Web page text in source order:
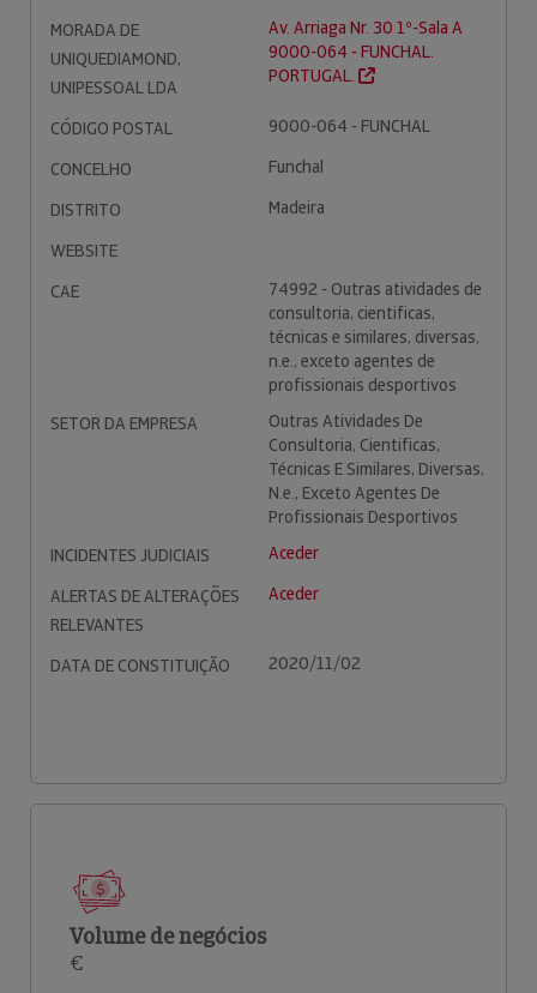
MORADA DE
UNIQUEDIAMOND,
UNIPESSOAL LDA
Av. Arriaga Nr. 30 1º-Sala A
9000-064 - FUNCHAL.
PORTUGAL.
CÓDIGO POSTAL
9000-064 - FUNCHAL
CONCELHO
Funchal
DISTRITO
Madeira
WEBSITE
CAE
74992 - Outras atividades de
consultoria, cientificas,
técnicas e similares, diversas,
n.e., exceto agentes de
profissionais desportivos
SETOR DA EMPRESA
Outras Atividades De
Consultoria, Cientificas,
Técnicas E Similares, Diversas,
N.e., Exceto Agentes De
Profissionais Desportivos
INCIDENTES JUDICIAIS
Aceder
ALERTAS DE ALTERAÇÕES
RELEVANTES
Aceder
DATA DE CONSTITUIÇÃO 2020/11/02
Volume de negócios
€